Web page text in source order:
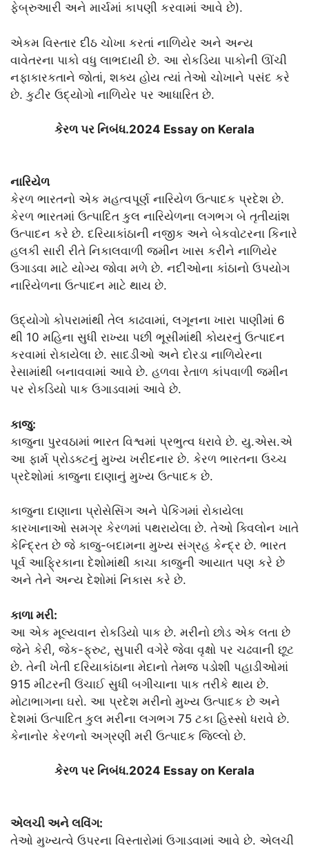
ફેબ્રુઆરી અને માર્ચમાં કાપણી કરવામાં આવે છે).
એકમ વિસ્તાર દીઠ ચોખા કરતાં નાળિયેર અને અન્ય
વાવેતરના પાકો વધુ લાભદાયી છે. આ રોકડિયા પાકોની ઊંચી
નફાકારકતાને જોતાં, શક્ય હોય ત્યાં તેઓ ચોખાને પસંદ કરે
છે. કુટીર ઉદ્યોગો નાળિયેર પર આધારિત છે.
કેરળ પર નિબંધ.2024 Essay on Kerala
નારિયેળ
કેરળ ભારતનો એક મહત્વપૂર્ણ નારિયેળ ઉત્પાદક પ્રદેશ છે.
કેરળ ભારતમાં ઉત્પાદિત કુલ નારિયેળના લગભગ બે તૃતીયાંશ
ઉત્પાદન કરે છે. દરિયાકાંઠાની નજીક અને બેકવોટરના કિનારે
હલકી સારી રીતે નિકાલવાળી જમીન ખાસ કરીને નાળિયેર
ઉગાડવા માટે યોગ્ય જોવા મળે છે. નદીઓના કાંઠાનો ઉપયોગ
નારિયેળના ઉત્પાદન માટે થાય છે.
ઉદ્યોગો કોપરામાંથી તેલ કાઢવામાં, લગૂનના ખારા પાણીમાં 6
થી 10 મહિના સુધી રાખ્યા પછી ભૂસીમાંથી કોયરનું ઉત્પાદન
કરવામાં રોકાયેલા છે. સાદડીઓ અને દોરડા નાળિયેરના
રેસામાંથી બનાવવામાં આવે છે. હળવા રેતાળ કાંપવાળી જમીન
પર રોકડિયો પાક ઉગાડવામાં આવે છે.
કાજુ:
કાજુના પુરવઠામાં ભારત વિશ્વમાં પ્રભુત્વ ધરાવે છે. યુ.એસ.એ
આ ફાર્મ પ્રોડક્ટનું મુખ્ય ખરીદનાર છે. કેરળ ભારતના ઉચ્ચ
પ્રદેશોમાં કાજુના દાણાનું મુખ્ય ઉત્પાદક છે.
કાજુના દાણાના પ્રોસેસિંગ અને પેકિંગમાં રોકાયેલા
કારખાનાઓ સમગ્ર કેરળમાં પથરાયેલા છે. તેઓ ક્વિલોન ખાતે
કેન્દ્રિત છે જે કાજુ-બદામના મુખ્ય સંગ્રહ કેન્દ્ર છે. ભારત
પૂર્વ આફ્રિકાના દેશોમાંથી કાચા કાજુની આયાત પણ કરે છે
અને તેને અન્ય દેશોમાં નિકાસ કરે છે.
કાળા મરી:
આ એક મૂલ્યવાન રોકડિયો પાક છે. મરીનો છોડ એક લતા છે
જેને કેરી, જેક-ફ્રુટ, સુપારી વગેરે જેવા વૃક્ષો પર ચઢવાની છૂટ
છે. તેની ખેતી દરિયાકાંઠાના મેદાનો તેમજ પડોશી પહાડીઓમાં
915 મીટરની ઉંચાઈ સુધી બગીચાના પાક તરીકે થાય છે.
મોટાભાગના ઘરો. આ પ્રદેશ મરીનો મુખ્ય ઉત્પાદક છે અને
દેશમાં ઉત્પાદિત કુલ મરીના લગભગ 75 ટકા હિસ્સો ધરાવે છે.
કેનાનોર કેરળનો અગ્રણી મરી ઉત્પાદક જિલ્લો છે.
કેરળ પર નિબંધ.2024 Essay on Kerala
એલચી અને લવિંગ:
તેઓ મુખ્યત્વે ઉપરના વિસ્તારોમાં ઉગાડવામાં આવે છે. એલચી